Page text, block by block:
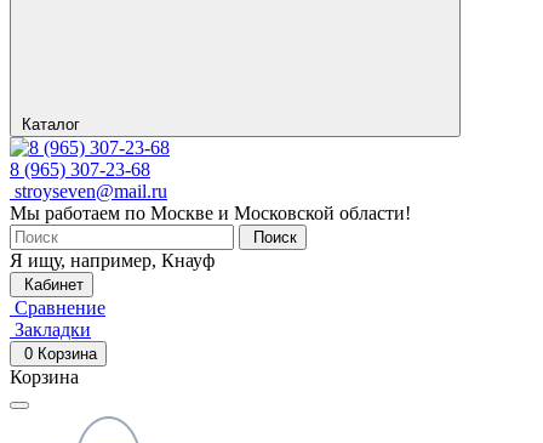
Каталог
8 (965) 307-23-68
stroyseven@mail.ru
Мы работаем по Москве и Московской области!
Поиск
Я ищу, например, Кнауф
Кабинет
Сравнение
Закладки
0 Корзина
Корзина